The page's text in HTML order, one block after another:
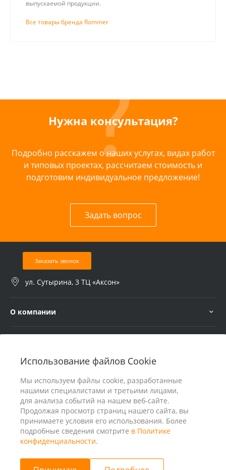
Использование файлов Cookie
Мы используем файлы cookie, разработанные
нашими специалистами и третьими лицами,
для анализа событий на нашем веб-сайте.
Продолжая просмотр страниц нашего сайта, вы
принимаете условия его использования. Более
подробные сведения смотрите в Политике
конфиденциальности.
выпускаемой продукции.
Все товары бренда Rommer
Нужна консультация?
Подробно расскажем о наших услугах, видах работ
и типовых проектах, рассчитаем стоимость и
подготовим индивидуальное предложение!
Задать вопрос
Заказать звонок
ул. Сутырина, 3 ТЦ «Аксон»
О компании